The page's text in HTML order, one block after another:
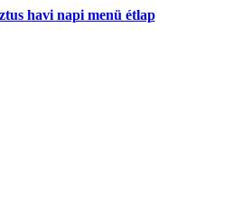
havi napi menü étlap